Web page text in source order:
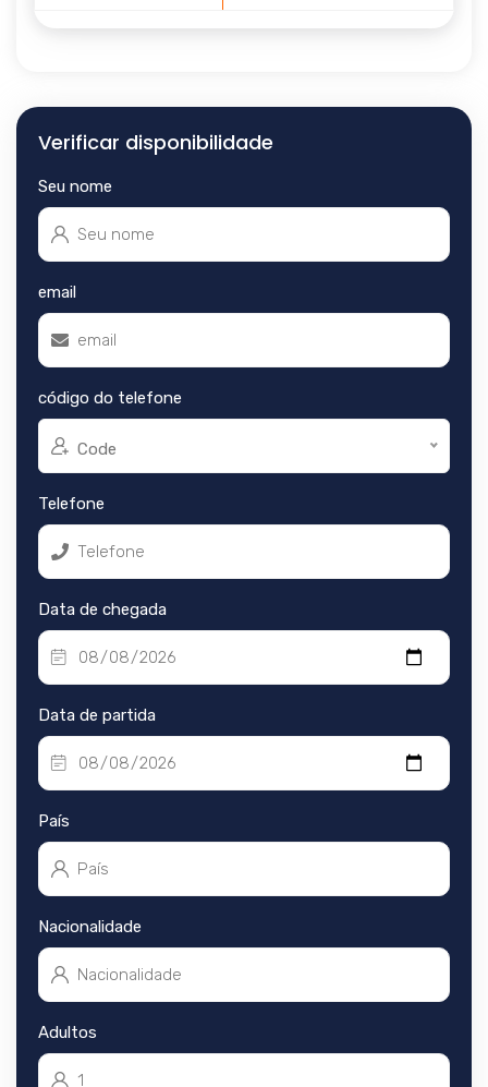
Verificar disponibilidade
Seu nome
email
código do telefone
Code
Telefone
Data de chegada
Data de partida
País
Nacionalidade
Adultos